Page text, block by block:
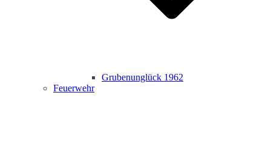
Grubenunglück 1962
Feuerwehr